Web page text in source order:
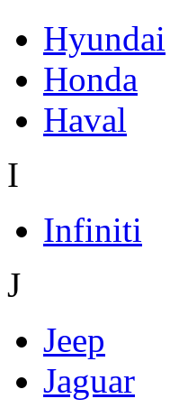
Hyundai
Honda
Haval
I
Infiniti
J
Jeep
Jaguar